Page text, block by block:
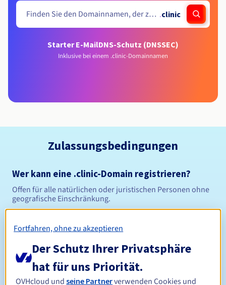
.clinic
Starter E-MailDNS-Schutz (DNSSEC)
Inklusive bei einem .clinic-Domainnamen
Zulassungsbedingungen
Wer kann eine .clinic-Domain registrieren?
Offen für alle natürlichen oder juristischen Personen ohne
geografische Einschränkung.
Registrierungszeitraum Zwischen 1 und 10 Jahren
Fortfahren, ohne zu akzeptieren
Der Schutz Ihrer Privatsphäre
hat für uns Priorität.
OVHcloud undseine Partnerverwenden Cookies und